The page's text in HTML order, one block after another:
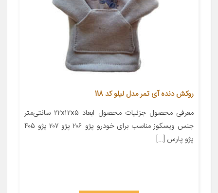
روکش دنده آی تمر مدل لیلو کد 118
معرفی محصول جزئیات محصول ابعاد ۲۲x۱۲x۵ سانتی‌متر
جنس ویسکوز مناسب برای خودرو پژو ۲۰۶ پژو ۲۰۷ پژو ۴۰۵
پژو پارس […]